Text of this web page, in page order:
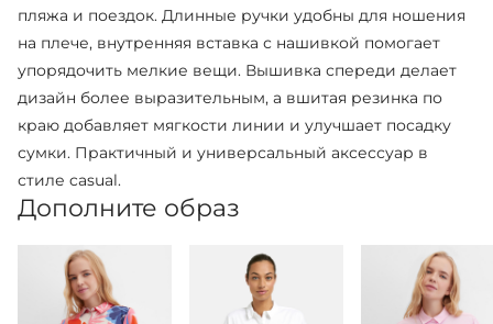
пляжа и поездок. Длинные ручки удобны для ношения
на плече, внутренняя вставка с нашивкой помогает
упорядочить мелкие вещи. Вышивка спереди делает
дизайн более выразительным, а вшитая резинка по
краю добавляет мягкости линии и улучшает посадку
сумки. Практичный и универсальный аксессуар в
стиле casual.
Дополните образ